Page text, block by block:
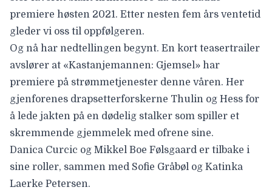
premiere høsten 2021. Etter nesten fem års ventetid
gleder vi oss til oppfølgeren.
Og nå har nedtellingen begynt. En kort teasertrailer
avslører at «Kastanjemannen: Gjemsel» har
premiere på strømmetjenester denne våren. Her
gjenforenes drapsetterforskerne Thulin og Hess for
å lede jakten på en dødelig stalker som spiller et
skremmende gjemmelek med ofrene sine.
Danica Curcic og Mikkel Boe Følsgaard er tilbake i
sine roller, sammen med Sofie Gråbøl og Katinka
Laerke Petersen.